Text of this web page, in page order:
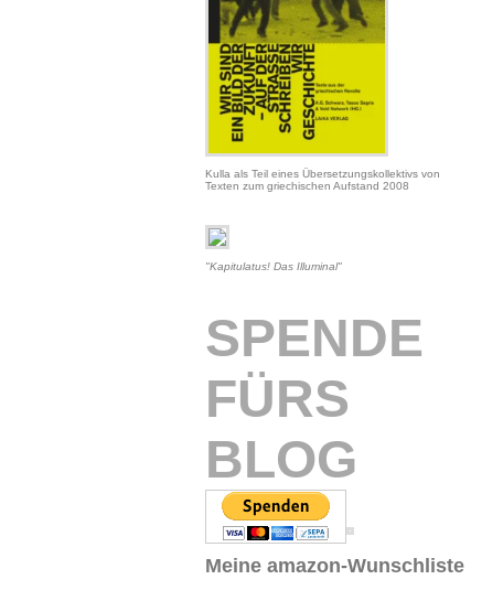
Kulla als Teil eines Übersetzungskollektivs von
Texten zum griechischen Aufstand 2008
"Kapitulatus! Das Illuminal"
SPENDE
FÜRS
BLOG
Meine amazon-Wunschliste